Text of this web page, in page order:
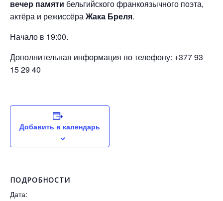
вечер памяти бельгийского франкоязычного поэта,
актёра и режиссёраЖака Бреля.
Начало в 19:00.
Дополнительная информация по телефону: +377 93
15 29 40
Добавить в календарь
ПОДРОБНОСТИ
Дата: